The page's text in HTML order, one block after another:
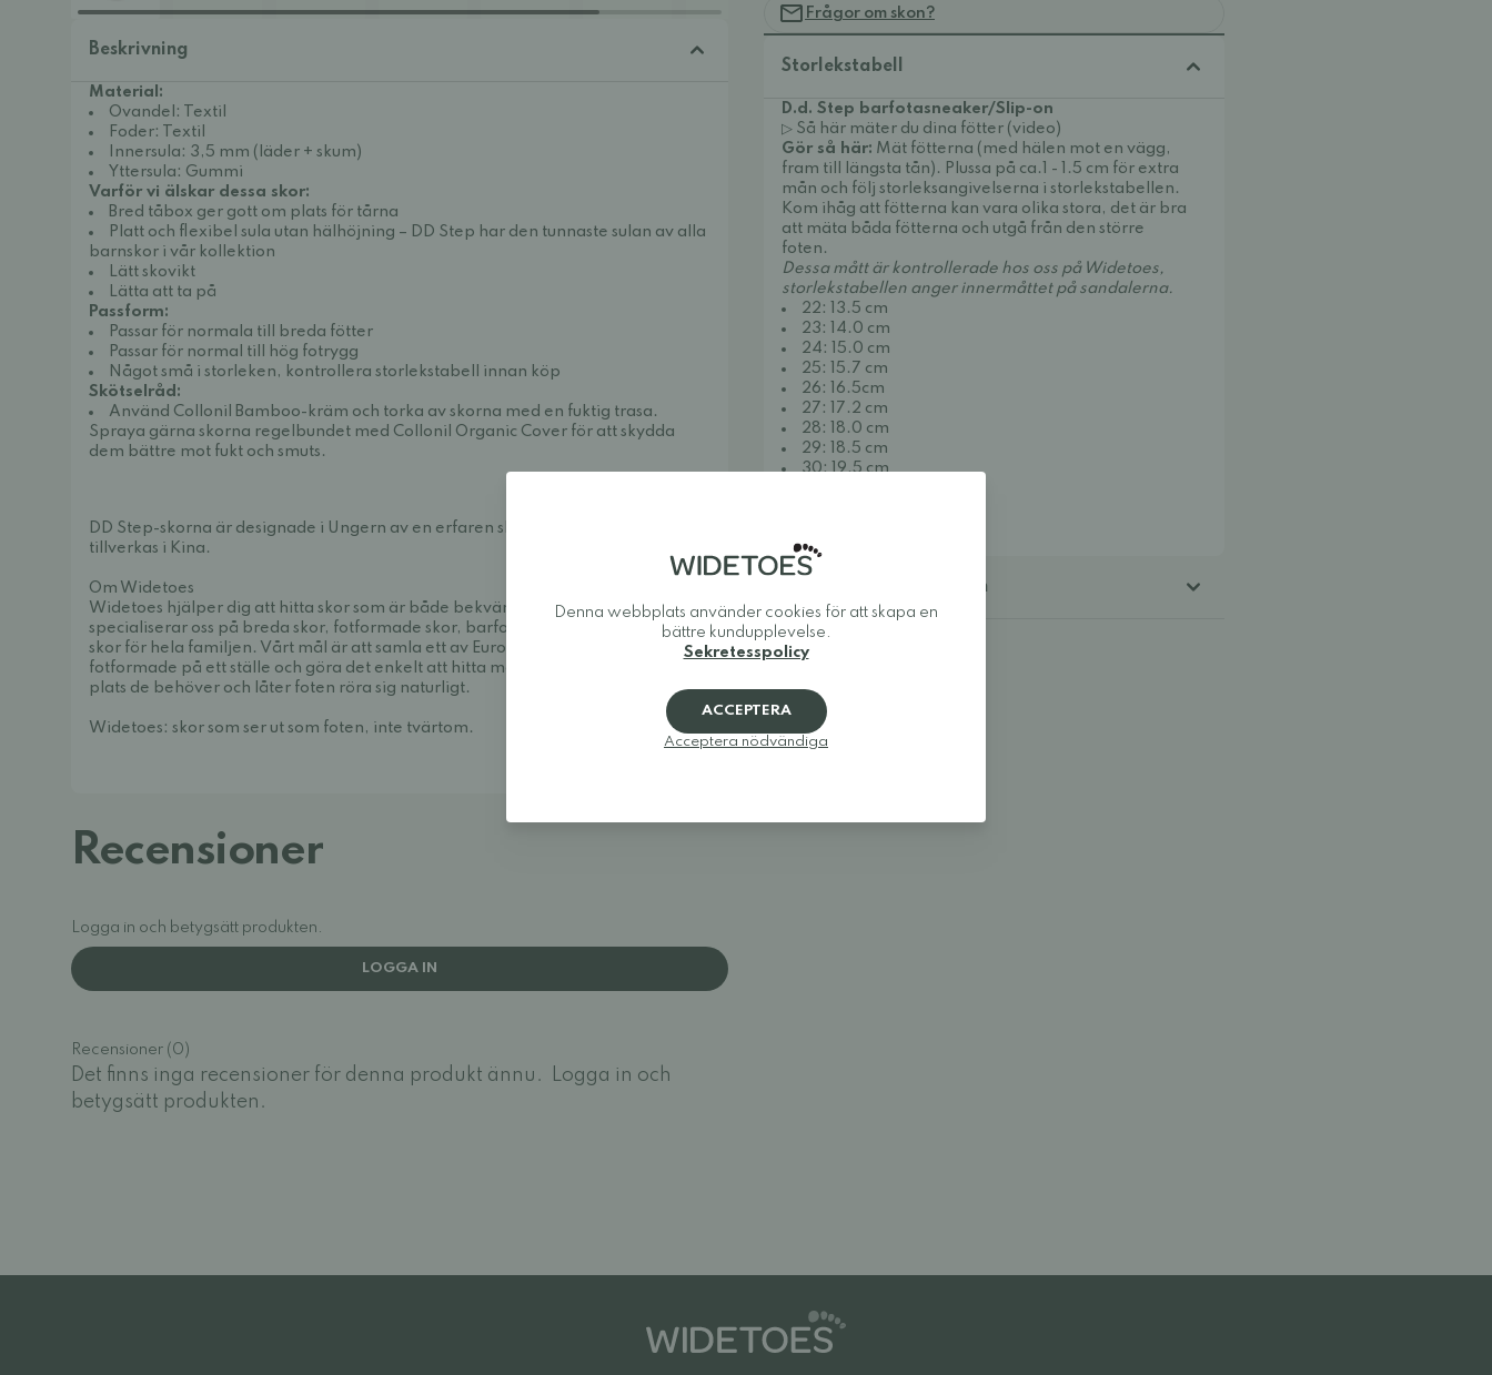
Beskrivning
Material:
Ovandel: Textil
Foder: Textil
Innersula: 3,5 mm (läder + skum)
Yttersula: Gummi
Varför vi älskar dessa skor:
Bred tåbox ger gott om plats för tårna
Platt och flexibel sula utan hälhöjning – DD Step har den tunnaste sulan av alla
barnskor i vår kollektion
Lätt skovikt
Lätta att ta på
Passform:
Passar för normala till breda fötter
Passar för normal till hög fotrygg
Något små i storleken, kontrollera storlekstabell innan köp
Skötselråd:
Använd Collonil Bamboo-kräm och torka av skorna med en fuktig trasa.
Spraya gärna skorna regelbundet med Collonil Organic Cover för att skydda
dem bättre mot fukt och smuts.
DD Step-skorna är designade i Ungern av en erfaren skotillverkare. Skorna
tillverkas i Kina.
Om Widetoes
Widetoes hjälper dig att hitta skor som är både bekväma och snygga. Vi
specialiserar oss på breda skor, fotformade skor, barfotaskor och minimalistiska
skor för hela familjen. Vårt mål är att samla ett av Europas bästa utbud av
fotformade på ett ställe och göra det enkelt att hitta modeller som ger tårna den
plats de behöver och låter foten röra sig naturligt.
Widetoes: skor som ser ut som foten, inte tvärtom.
Recensioner
Logga in och betygsätt produkten.
LOGGA IN
Recensioner (0)
Det finns inga recensioner för denna produkt ännu.
Logga in och
betygsätt produkten.
Frågor om skon?
Storlekstabell
D.d. Step barfotasneaker/Slip-on
▷ Så här mäter du dina fötter (video)
Gör så här: Mät fötterna (med hälen mot en vägg,
fram till längsta tån). Plussa på ca.1 - 1.5 cm för extra
mån och följ storleksangivelserna i storlekstabellen.
Kom ihåg att fötterna kan vara olika stora, det är bra
att mäta båda fötterna och utgå från den större
foten.
Dessa mått är kontrollerade hos oss på Widetoes,
storlekstabellen anger innermåttet på sandalerna.
22: 13.5 cm
23: 14.0 cm
24: 15.0 cm
25: 15.7 cm
26: 16.5cm
27: 17.2 cm
28: 18.0 cm
29: 18.5 cm
30: 19.5 cm
Ytterligare information
Denna webbplats använder cookies för att skapa en
bättre kundupplevelse.
Sekretesspolicy
ACCEPTERA
Acceptera nödvändiga